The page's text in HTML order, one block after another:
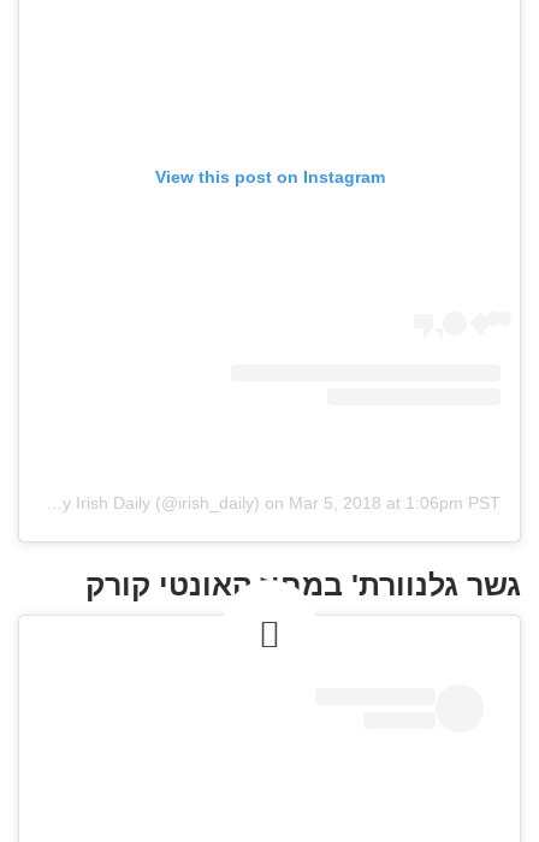
View this post on Instagram
A post shared by Irish Daily (@irish_daily) on Mar 5, 2018 at 1:06pm PST
גשר גלנוורת' במחוז קאונטי קורק